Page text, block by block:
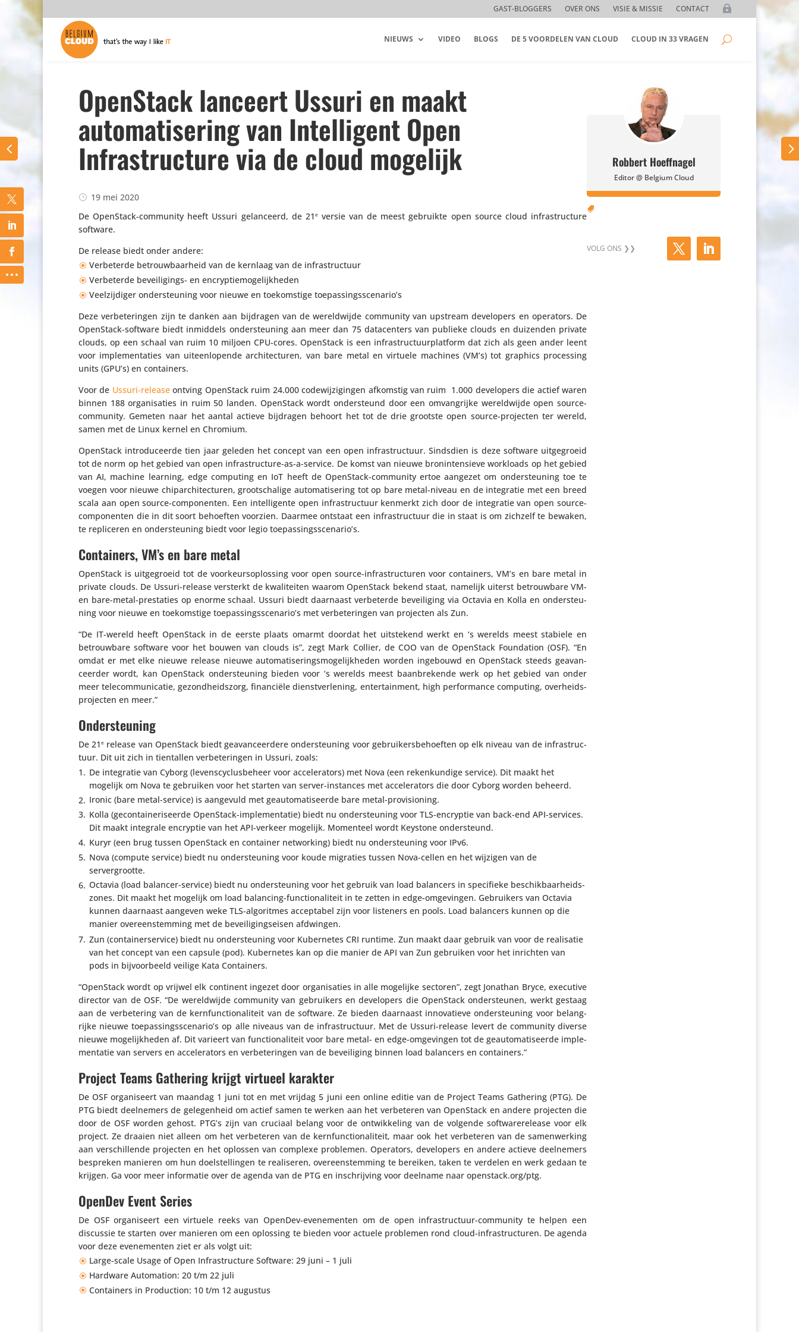
GAST-BLOGGERS OVER ONS VISIE & MISSIE CONTACT
NIEUWS VIDEO BLOGS DE 5 VOORDELEN VAN CLOUD CLOUD IN 33 VRAGEN
OpenStack lanceert Ussuri en maakt
automatisering van Intelligent Open
Infrastructure via de cloud mogelijk
19 mei 2020
De OpenStack-community heeft Ussuri gelan­ceerd, de 21eversie van de meest gebruikte open source cloud infra­struc­ture
software.
De release biedt onder andere:
Verbe­terde betrouw­baar­heid van de kernlaag van de infrastructuur
Verbe­terde bevei­li­gings- en encryptiemogelijkheden
Veel­zij­diger onder­steu­ning voor nieuwe en toekom­stige toepassingsscenario’s
Deze verbe­te­ringen zijn te danken aan bijdragen van de wereld­wijde community van upstream devel­o­pers en operators. De
OpenStack-software biedt inmiddels onder­steu­ning aan meer dan 75 data­cen­ters van publieke clouds en duizenden private
clouds, op een schaal van ruim 10 miljoen CPU-cores. OpenStack is een infra­struc­tuur­plat­form dat zich als geen ander leent
voor imple­men­ta­ties van uiteen­lo­pende archi­tec­turen, van bare metal en virtuele machines (VM’s) tot graphics proces­sing
units (GPU’s) en containers.
Voor de Ussuri-releaseontving OpenStack ruim 24.000 code­wij­zi­gingen afkomstig van ruim 1.000 devel­o­pers die actief waren
binnen 188 orga­ni­sa­ties in ruim 50 landen. OpenStack wordt onder­steund door een omvang­rijke wereld­wijde open source-
community. Gemeten naar het aantal actieve bijdragen behoort het tot de drie grootste open source-projecten ter wereld,
samen met de Linux kernel en Chromium.
OpenStack intro­du­ceerde tien jaar geleden het concept van een open infra­struc­tuur. Sindsdien is deze software uitge­groeid
tot de norm op het gebied van open infra­struc­ture-as-a-service. De komst van nieuwe bron­in­ten­sieve workloads op het gebied
van AI, machine learning, edge computing en IoT heeft de OpenStack-community ertoe aangezet om onder­steu­ning toe te
voegen voor nieuwe chipar­chi­tec­turen, groot­scha­lige auto­ma­ti­se­ring tot op bare metal-niveau en de inte­gratie met een breed
scala aan open source-compo­nenten. Een intel­li­gente open infra­struc­tuur kenmerkt zich door de inte­gratie van open source-
compo­nenten die in dit soort behoeften voorzien. Daarmee ontstaat een infra­struc­tuur die in staat is om zichzelf te bewaken,
te repli­ceren en onder­steu­ning biedt voor legio toepassingsscenario’s.
Containers, VM’s en bare metal
OpenStack is uitge­groeid tot de voor­keurs­op­los­sing voor open source-infra­struc­turen voor contai­ners, VM’s en bare metal in
private clouds. De Ussuri-release versterkt de kwali­teiten waarom OpenStack bekend staat, namelijk uiterst betrouw­bare VM-
en bare-metal-pres­ta­ties op enorme schaal. Ussuri biedt daarnaast verbe­terde bevei­li­ging via Octavia en Kolla en onder­steu­
ning voor nieuwe en toekom­stige toepassingsscenario’s met verbe­te­ringen van projecten als Zun.
“De IT-wereld heeft OpenStack in de eerste plaats omarmt doordat het uitste­kend werkt en ‘s werelds meest stabiele en
betrouw­bare software voor het bouwen van clouds is”, zegt Mark Collier, de COO van de OpenStack Foun­da­tion (OSF). “En
omdat er met elke nieuwe release nieuwe auto­ma­ti­se­rings­mo­ge­lijk­heden worden ingebouwd en OpenStack steeds geavan­
ceerder wordt, kan OpenStack onder­steu­ning bieden voor ‘s werelds meest baan­bre­kende werk op het gebied van onder
meer tele­com­mu­ni­catie, gezond­heids­zorg, finan­ciële dienst­ver­le­ning, enter­tain­ment, high perfor­mance computing, over­heids­
pro­jecten en meer.”
Ondersteuning
De 21e release van OpenStack biedt geavan­ceer­dere onder­steu­ning voor gebrui­kers­be­hoeften op elk niveau van de infra­struc­
tuur. Dit uit zich in tien­tallen verbe­te­ringen in Ussuri, zoals:
De inte­gratie van Cyborg (levens­cy­clus­be­heer voor acce­le­ra­tors) met Nova (een reken­kun­dige service). Dit maakt het
mogelijk om Nova te gebruiken voor het starten van server-instances met acce­le­ra­tors die door Cyborg worden beheerd.
Ironic (bare metal-service) is aangevuld met geau­to­ma­ti­seerde bare metal-provisioning.
Kolla (gecon­tai­ne­ri­seerde OpenStack-imple­men­tatie) biedt nu onder­steu­ning voor TLS-encryptie van back-end API-services.
Dit maakt integrale encryptie van het API-verkeer mogelijk. Momenteel wordt Keystone ondersteund.
Kuryr (een brug tussen OpenStack en container networ­king) biedt nu onder­steu­ning voor IPv6.
Nova (compute service) biedt nu onder­steu­ning voor koude migraties tussen Nova-cellen en het wijzigen van de
servergrootte.
Octavia (load balancer-service) biedt nu onder­steu­ning voor het gebruik van load balancers in speci­fieke beschik­baar­heids­
zones. Dit maakt het mogelijk om load balancing-func­ti­o­na­li­teit in te zetten in edge-omge­vingen. Gebrui­kers van Octavia
kunnen daarnaast aangeven weke TLS-algo­ritmes accep­tabel zijn voor listeners en pools. Load balancers kunnen op die
manier over­een­stem­ming met de bevei­li­gings­eisen afdwingen.
Zun (contai­ner­ser­vice) biedt nu onder­steu­ning voor Kuber­netes CRI runtime. Zun maakt daar gebruik van voor de reali­satie
van het concept van een capsule (pod). Kuber­netes kan op die manier de API van Zun gebruiken voor het inrichten van
pods in bijvoor­beeld veilige Kata Containers.
“OpenStack wordt op vrijwel elk continent ingezet door orga­ni­sa­ties in alle mogelijke sectoren”, zegt Jonathan Bryce, executive
director van de OSF. “De wereld­wijde community van gebrui­kers en devel­o­pers die OpenStack onder­steunen, werkt gestaag
aan de verbe­te­ring van de kern­func­ti­o­na­li­teit van de software. Ze bieden daarnaast inno­va­tieve onder­steu­ning voor belang­
rijke nieuwe toepassingsscenario’s op alle niveaus van de infra­struc­tuur. Met de Ussuri-release levert de community diverse
nieuwe moge­lijk­heden af. Dit varieert van func­ti­o­na­li­teit voor bare metal- en edge-omge­vingen tot de geau­to­ma­ti­seerde imple­
men­tatie van servers en acce­le­ra­tors en verbe­te­ringen van de bevei­li­ging binnen load balancers en containers.”
Project Teams Gathering krijgt virtueel karakter
De OSF orga­ni­seert van maandag 1 juni tot en met vrijdag 5 juni een online editie van de Project Teams Gathering (PTG). De
PTG biedt deel­ne­mers de gele­gen­heid om actief samen te werken aan het verbe­teren van OpenStack en andere projecten die
door de OSF worden gehost. PTG’s zijn van cruciaal belang voor de ontwik­ke­ling van de volgende soft­wa­re­re­lease voor elk
project. Ze draaien niet alleen om het verbe­teren van de kern­func­ti­o­na­li­teit, maar ook het verbe­teren van de samen­wer­king
aan verschil­lende projecten en het oplossen van complexe problemen. Operators, devel­o­pers en andere actieve deel­ne­mers
bespreken manieren om hun doel­stel­lingen te reali­seren, over­een­stem­ming te bereiken, taken te verdelen en werk gedaan te
krijgen. Ga voor meer infor­matie over de agenda van de PTG en inschrij­ving voor deelname naar openstack​.org/ptg.
OpenDev Event Series
De OSF orga­ni­seert een virtuele reeks van OpenDev-evene­menten om de open infra­struc­tuur-community te helpen een
discussie te starten over manieren om een oplossing te bieden voor actuele problemen rond cloud-infra­struc­turen. De agenda
voor deze evene­menten ziet er als volgt uit:
Large-scale Usage of Open Infra­struc­ture Software: 29 juni – 1 juli
Hardware Auto­ma­tion: 20 t/​m 22 juli
Contai­ners in Produc­tion: 10 t/​m 12 augustus
Robbert Hoeffnagel
Editor @ Belgium Cloud
